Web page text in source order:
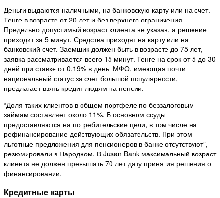
Деньги выдаются наличными, на банковскую карту или на счет.
Тенге в возрасте от 20 лет и без верхнего ограничения.
Предельно допустимый возраст клиента не указан, а решение
приходит за 5 минут. Средства приходят на карту или на
банковский счет. Заемщик должен быть в возрасте до 75 лет,
заявка рассматривается всего 15 минут. Тенге на срок от 5 до 30
дней при ставке от 0,19% в день. МФО, имеющая почти
национальный статус за счет большой популярности,
предлагает взять кредит людям на пенсии.
“Доля таких клиентов в общем портфеле по беззалоговым
займам составляет около 11%. В основном ссуды
предоставляются на потребительские цели, в том числе на
рефинансирование действующих обязательств. При этом
льготные предложения для пенсионеров в банке отсутствуют”, –
резюмировали в Народном. В Jusan Bank максимальный возраст
клиента не должен превышать 70 лет дату принятия решения о
финансировании.
Кредитные карты